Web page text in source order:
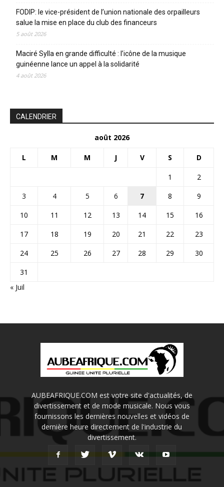
FODIP: le vice-président de l’union nationale des orpailleurs
salue la mise en place du club des financeurs
5 août 2026
Maciré Sylla en grande difficulté : l’icône de la musique
guinéenne lance un appel à la solidarité
4 août 2026
CALENDRIER
août 2026
L M M J V S D
1
2
3
4 5 6 7 8
9
10
11 12 13 14 15
16
17
18 19 20 21 22
23
24
25 26 27 28 29
30
31
« Juil
AUBEAFRIQUE.COM est votre site d'actualités, de
divertissement et de mode musicale. Nous vous
fournissons les dernières nouvelles et vidéos de
dernière heure directement de l'industrie du
divertissement.